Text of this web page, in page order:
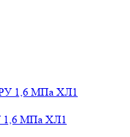
1,6 МПа ХЛ1